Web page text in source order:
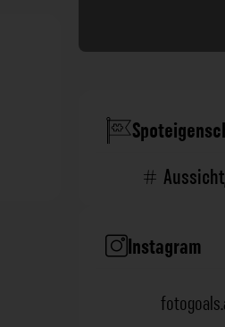
Aussicht
Instagram